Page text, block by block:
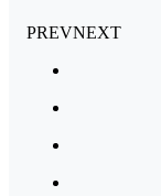
PREVNEXT